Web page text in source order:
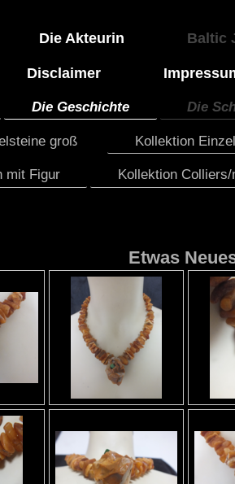
Die Akteurin Baltic
Disclaimer
Die Geschichte Die
groß Kollektion
mit Figur Kollektion
Etwas